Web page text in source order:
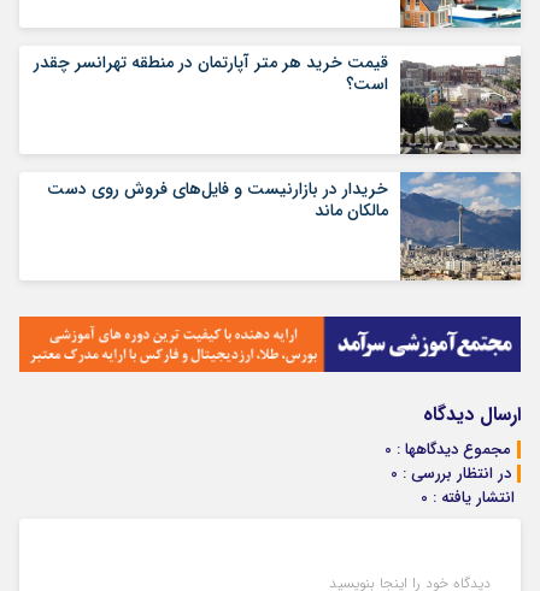
قیمت خرید هر متر آپارتمان در منطقه تهرانسر چقدر
است؟
خریدار در بازارنیست و فایل‌های فروش روی دست
مالکان ماند
ارسال دیدگاه
مجموع دیدگاهها : 0
در انتظار بررسی : 0
انتشار یافته : 0
دیدگاه خود را اینجا بنویسید